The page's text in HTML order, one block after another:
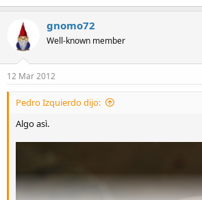
gnomo72
Well-known member
12 Mar 2012
Pedro Izquierdo dijo:
Algo asì.